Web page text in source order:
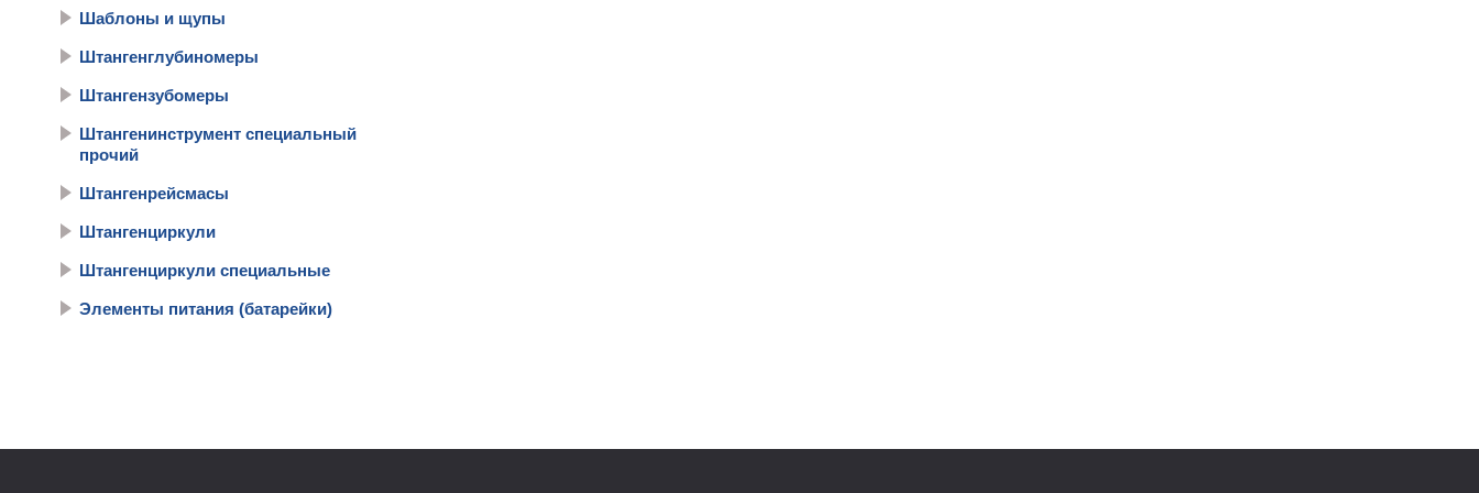
Шаблоны и щупы
Штангенглубиномеры
Штангензубомеры
Штангенинструмент специальный
прочий
Штангенрейсмасы
Штангенциркули
Штангенциркули специальные
Элементы питания (батарейки)